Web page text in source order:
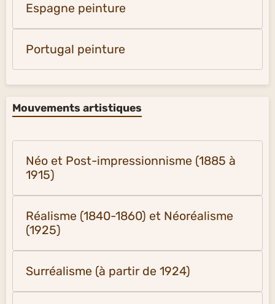
Espagne peinture
Portugal peinture
Mouvements artistiques
Néo et Post-impressionnisme (1885 à
1915)
Réalisme (1840-1860) et Néoréalisme
(1925)
Surréalisme (à partir de 1924)